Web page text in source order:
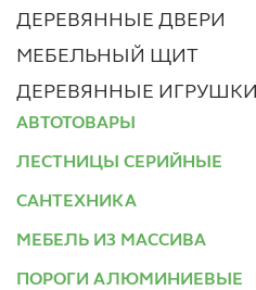
ДЕРЕВЯННЫЕ ДВЕРИ
МЕБЕЛЬНЫЙ ЩИТ
ДЕРЕВЯННЫЕ ИГРУШКИ
АВТОТОВАРЫ
ЛЕСТНИЦЫ СЕРИЙНЫЕ
САНТЕХНИКА
МЕБЕЛЬ ИЗ МАССИВА
ПОРОГИ АЛЮМИНИЕВЫЕ